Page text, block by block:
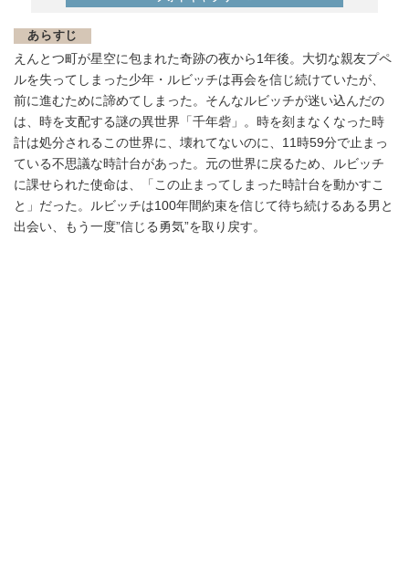
あらすじ
えんとつ町が星空に包まれた奇跡の夜から1年後。大切な親友プペ
ルを失ってしまった少年・ルビッチは再会を信じ続けていたが、
前に進むために諦めてしまった。そんなルビッチが迷い込んだの
は、時を支配する謎の異世界「千年砦」。時を刻まなくなった時
計は処分されるこの世界に、壊れてないのに、11時59分で止まっ
ている不思議な時計台があった。元の世界に戻るため、ルビッチ
に課せられた使命は、「この止まってしまった時計台を動かすこ
と」だった。ルビッチは100年間約束を信じて待ち続けるある男と
出会い、もう一度”信じる勇気”を取り戻す。